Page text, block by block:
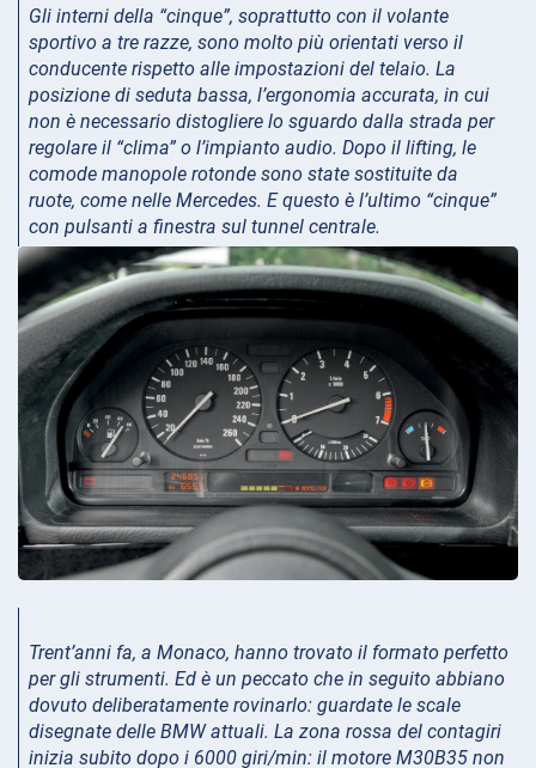
Gli interni della “cinque”, soprattutto con il volante
sportivo a tre razze, sono molto più orientati verso il
conducente rispetto alle impostazioni del telaio. La
posizione di seduta bassa, l’ergonomia accurata, in cui
non è necessario distogliere lo sguardo dalla strada per
regolare il “clima” o l’impianto audio. Dopo il lifting, le
comode manopole rotonde sono state sostituite da
ruote, come nelle Mercedes. E questo è l’ultimo “cinque”
con pulsanti a finestra sul tunnel centrale.
Trent’anni fa, a Monaco, hanno trovato il formato perfetto
per gli strumenti. Ed è un peccato che in seguito abbiano
dovuto deliberatamente rovinarlo: guardate le scale
disegnate delle BMW attuali. La zona rossa del contagiri
inizia subito dopo i 6000 giri/min: il motore M30B35 non